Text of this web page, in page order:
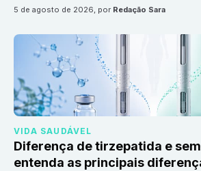
5 de agosto de 2026, por Redação Sara
VIDA SAUDÁVEL
Diferença de tirzepatida e
entenda as principais